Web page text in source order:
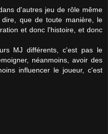
d'autres jeu de rôle même
que de toute manière, le
et donc l'histoire, et donc
MJ différents, c'est pas le
néanmoins, avoir des
influencer le joueur, c'est